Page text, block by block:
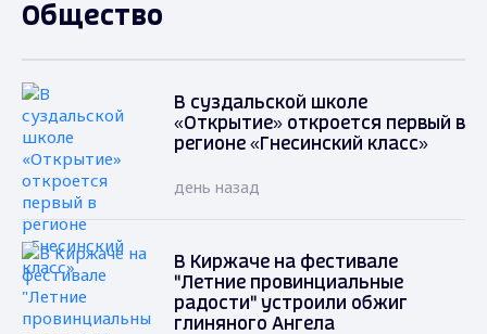
Общество
В суздальской школе
«Открытие» откроется первый в
регионе «Гнесинский класс»
день назад
В Киржаче на фестивале
"Летние провинциальные
радости" устроили обжиг
глиняного Ангела